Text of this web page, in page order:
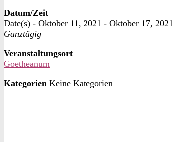
Datum/Zeit
Date(s) - Oktober 11, 2021 - Oktober 17, 2021
Ganztägig
Veranstaltungsort
Goetheanum
Kategorien Keine Kategorien